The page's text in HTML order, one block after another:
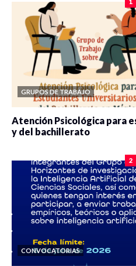
Mesa de
Social con
de Lucro.
GRUPOS DE TRABAJO
Atención Psicológica para
y del bachillerato
2
CONVOCATORIAS